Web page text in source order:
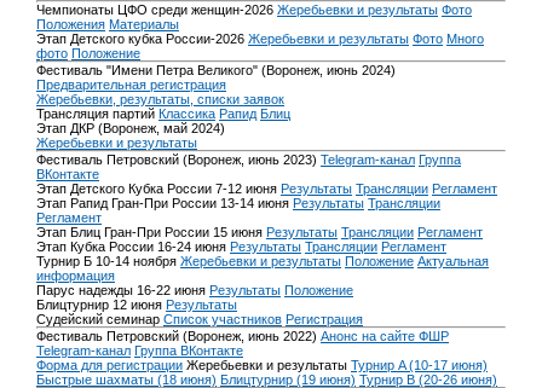
Чемпионаты ЦФО среди женщин-2026 Жеребьевки и результаты Фото
Положения Материалы
Этап Детского кубка России-2026 Жеребьевки и результаты Фото Много
фото Положение
Фестиваль "Имени Петра Великого" (Воронеж, июнь 2024)
Предварительная регистрация
Жеребьевки, результаты, списки заявок
Трансляция партий Классика Рапид Блиц
Этап ДКР (Воронеж, май 2024)
Жеребьевки и результаты
Фестиваль Петровский (Воронеж, июнь 2023) Telegram-канал Группа
ВКонтакте
Этап Детского Кубка России 7-12 июня Результаты Трансляции Регламент
Этап Рапид Гран-При России 13-14 июня Результаты Трансляции
Регламент
Этап Блиц Гран-При России 15 июня Результаты Трансляции Регламент
Этап Кубка России 16-24 июня Результаты Трансляции Регламент
Турнир Б 10-14 ноября Жеребьевки и результаты Положение Актуальная
информация
Парус надежды 16-22 июня Результаты Положение
Блицтурнир 12 июня Результаты
Судейский семинар Список участников Регистрация
Фестиваль Петровский (Воронеж, июнь 2022) Анонс на сайте ФШР
Telegram-канал Группа ВКонтакте
Форма для регистрации Жеребьевки и результаты Турнир A (10-17 июня)
Быстрые шахматы (18 июня) Блицтурнир (19 июня) Турнир B (20-26 июня)